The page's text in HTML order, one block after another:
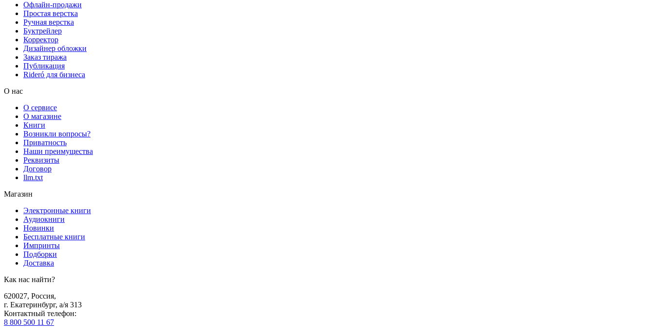
Офлайн-продажи
Простая верстка
Ручная верстка
Буктрейлер
Корректор
Дизайнер обложки
Заказ тиража
Публикация
Rideró для бизнеса
О нас
О сервисе
О магазине
Книги
Возникли вопросы?
Приватность
Наши преимущества
Реквизиты
Договор
llm.txt
Магазин
Электронные книги
Аудиокниги
Новинки
Бесплатные книги
Импринты
Подборки
Доставка
Как нас найти?
620027, Россия,
г. Екатеринбург, а/я 313
Контактный телефон:
8 800 500 11 67